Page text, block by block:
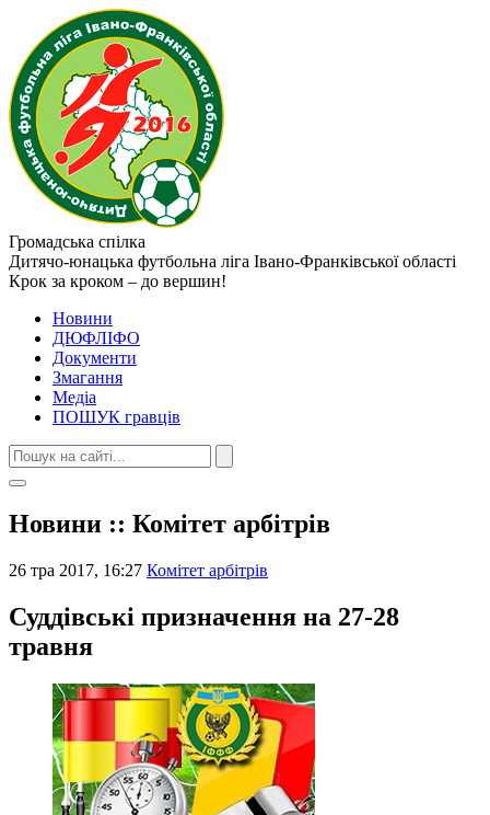
Громадська спілка
Дитячо-юнацька футбольна ліга Івано-Франківської області
Крок за кроком – до вершин!
Новини
ДЮФЛІФО
Документи
Змагання
Медіа
ПОШУК гравців
Новини :: Комітет арбітрів
26 тра 2017, 16:27 Комітет арбітрів
Суддівські призначення на 27-28
травня